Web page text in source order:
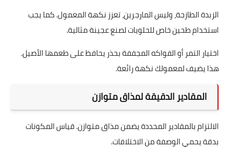
الزبدة الطازجة، وليس المارجرين، تعزز نكهة المعمول. كما يجب
استخدام طحين خاص للحلويات لصنع عجينة مثالية.
اختيار التمر أو الفواكه المجففة بحذر يحافظ على طعمها الأصيل.
هذا يضيف لمعمولك نكهة رائعة.
المقادير الدقيقة لمذاق متوازن
الالتزام بالمقادير المحددة يضمن مذاق متوازن. قياس المكونات
بدقة يحمي الوصفة من الاختلافات.